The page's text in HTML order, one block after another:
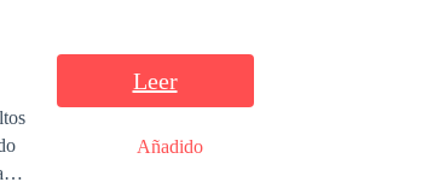
Leer
Añadido